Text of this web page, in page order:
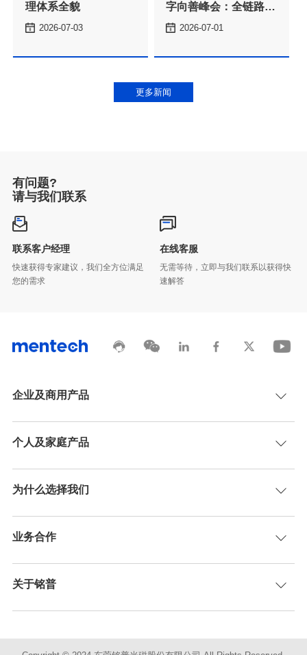
理体系全貌
2026-07-03 新打造绿色数字基石
2026-07-01
更多新闻
有问题?
请与我们联系
联系客户经理
您的需求
在线客服
速解答
企业及商用产品
个人及家庭产品
为什么选择我们
业务合作
关于铭普